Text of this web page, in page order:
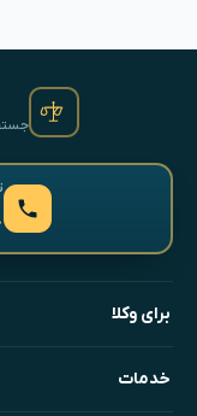
برای وکلا
خدمات